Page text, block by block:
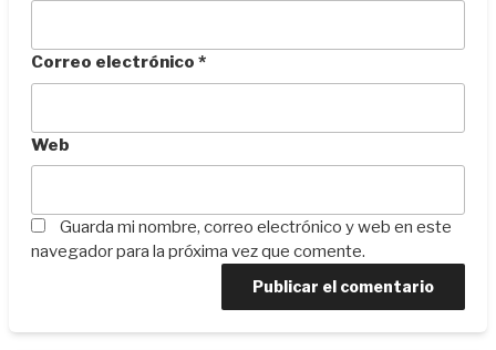
Correo electrónico *
Web
Guarda mi nombre, correo electrónico y web en este
navegador para la próxima vez que comente.